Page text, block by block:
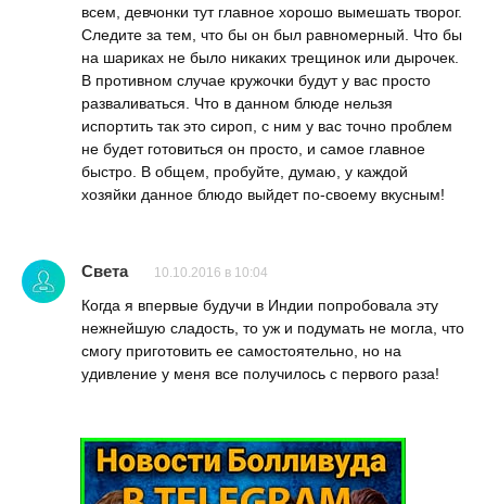
всем, девчонки тут главное хорошо вымешать творог.
Следите за тем, что бы он был равномерный. Что бы
на шариках не было никаких трещинок или дырочек.
В противном случае кружочки будут у вас просто
разваливаться. Что в данном блюде нельзя
испортить так это сироп, с ним у вас точно проблем
не будет готовиться он просто, и самое главное
быстро. В общем, пробуйте, думаю, у каждой
хозяйки данное блюдо выйдет по-своему вкусным!
Света 10.10.2016 в 10:04
Когда я впервые будучи в Индии попробовала эту
нежнейшую сладость, то уж и подумать не могла, что
смогу приготовить ее самостоятельно, но на
удивление у меня все получилось с первого раза!